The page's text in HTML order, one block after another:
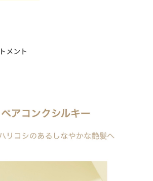
メント